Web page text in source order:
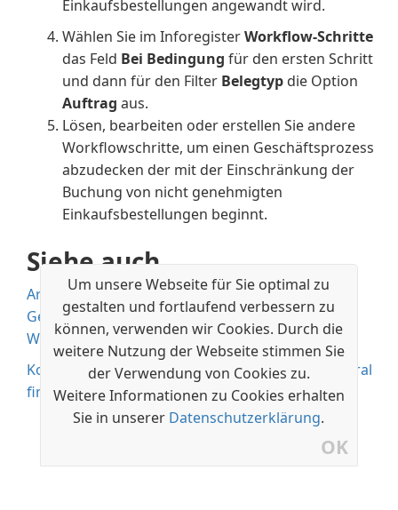
Um unsere Webseite für Sie optimal zu
gestalten und fortlaufend verbessern zu
können, verwenden wir Cookies. Durch die
weitere Nutzung der Webseite stimmen Sie
der Verwendung von Cookies zu.
Weitere Informationen zu Cookies erhalten
Sie in unserer Datenschutzerklärung.
OK
Einkaufsbestellungen angewandt wird.
Wählen Sie im InforegisterWorkflow-Schritte
das Feld Bei Bedingung für den ersten Schritt
und dann für den Filter Belegtyp die Option
Auftrag aus.
Lösen, bearbeiten oder erstellen Sie andere
Workflowschritte, um einen Geschäftsprozess
abzudecken der mit der Einschränkung der
Buchung von nicht genehmigten
Einkaufsbestellungen beginnt.
Siehe auch
Artikelgenehmigungsworkflow verwenden
Genehmigungsworkflows erstellen
Workflow
Kostenlose E-Learning-Module für Business Central
finden Sie hier